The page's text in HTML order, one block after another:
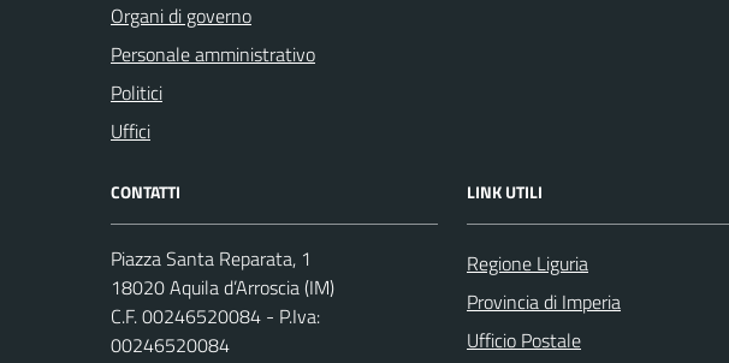
Organi di governo
Personale amministrativo
Politici
Uffici
CONTATTI
Piazza Santa Reparata, 1
18020 Aquila d’Arroscia (IM)
C.F. 00246520084 - P.Iva:
00246520084
LINK UTILI
Regione Liguria
Provincia di Imperia
Ufficio Postale